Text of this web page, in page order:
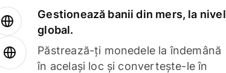
Gestionează banii din mers, la nivel
global.
Păstrează-ți monedele la îndemână
în același loc și convertește-le în